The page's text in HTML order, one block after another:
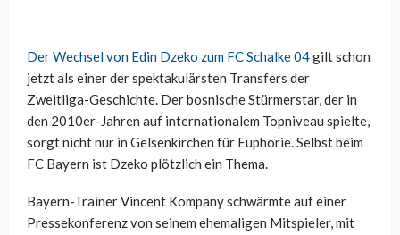
Der Wechsel von Edin Dzeko zum FC Schalke 04gilt schon
jetzt als einer der spektakulärsten Transfers der
Zweitliga-Geschichte. Der bosnische Stürmerstar, der in
den 2010er-Jahren auf internationalem Topniveau spielte,
sorgt nicht nur in Gelsenkirchen für Euphorie. Selbst beim
FC Bayern ist Dzeko plötzlich ein Thema.
Bayern-Trainer Vincent Kompany schwärmte auf einer
Pressekonferenz von seinem ehemaligen Mitspieler, mit